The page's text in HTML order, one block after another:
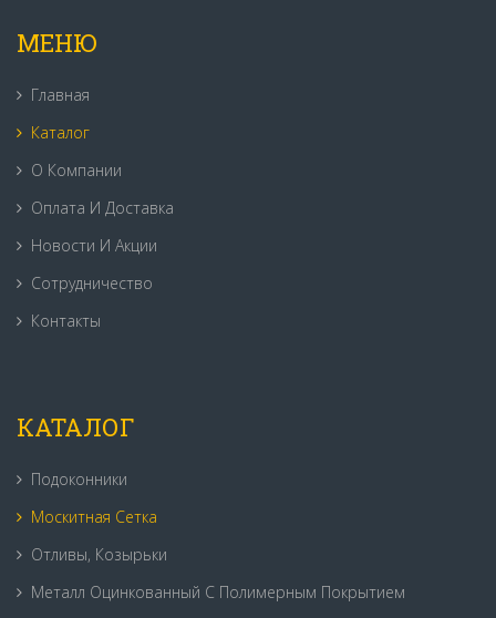
МЕНЮ
Главная
Каталог
О Компании
Оплата И Доставка
Новости И Акции
Сотрудничество
Контакты
КАТАЛОГ
Подоконники
Москитная Сетка
Отливы, Козырьки
Металл Оцинкованный С Полимерным Покрытием